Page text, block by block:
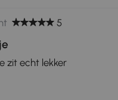
5
zit echt lekker